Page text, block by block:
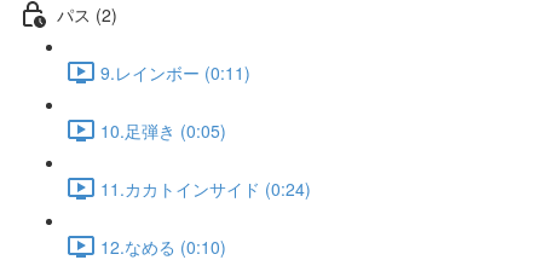
パス (2)
9.レインボー (0:11)
10.足弾き (0:05)
11.カカトインサイド (0:24)
12.なめる (0:10)